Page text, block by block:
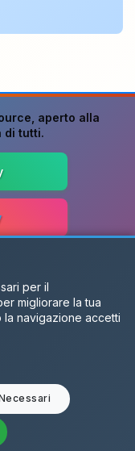
×
modo
, aperto alla
di tutti.
riservati.
per il
migliorare la tua
navigazione accetti